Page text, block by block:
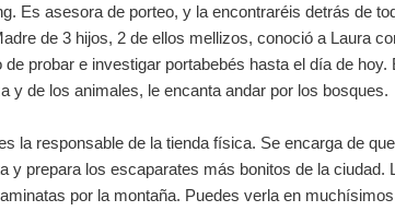
Es asesora de porteo, y la encontraréis detrás de
de 3 hijos, 2 de ellos mellizos, conoció a Laura
de probar e investigar portabebés hasta el día de hoy.
y de los animales, le encanta andar por los bosques.
la responsable de la tienda física. Se encarga de
y prepara los escaparates más bonitos de la ciudad.
por la montaña. Puedes verla en muchísimos